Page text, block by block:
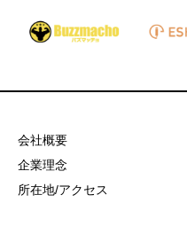
会社概要
企業理念
所在地/アクセス